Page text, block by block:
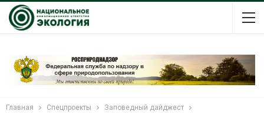
Главная Спецпроекты Заповедный дайджест